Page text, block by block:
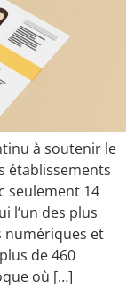
à soutenir le
établissements
seulement 14
l’un des plus
numériques et
de 460
où […]